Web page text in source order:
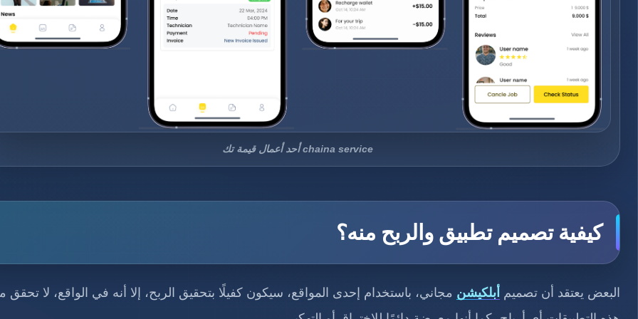
chaina service أحد أعمال قيمة تك
كيفية تصميم تطبيق والربح منه؟
البعض يعتقد أن تصميم أبلكيشن مجاني، باستخدام إحدى المواقع، سيكون كفيلًا بتحقيق الربح، إلا أنه في الواقع، لا تحقق